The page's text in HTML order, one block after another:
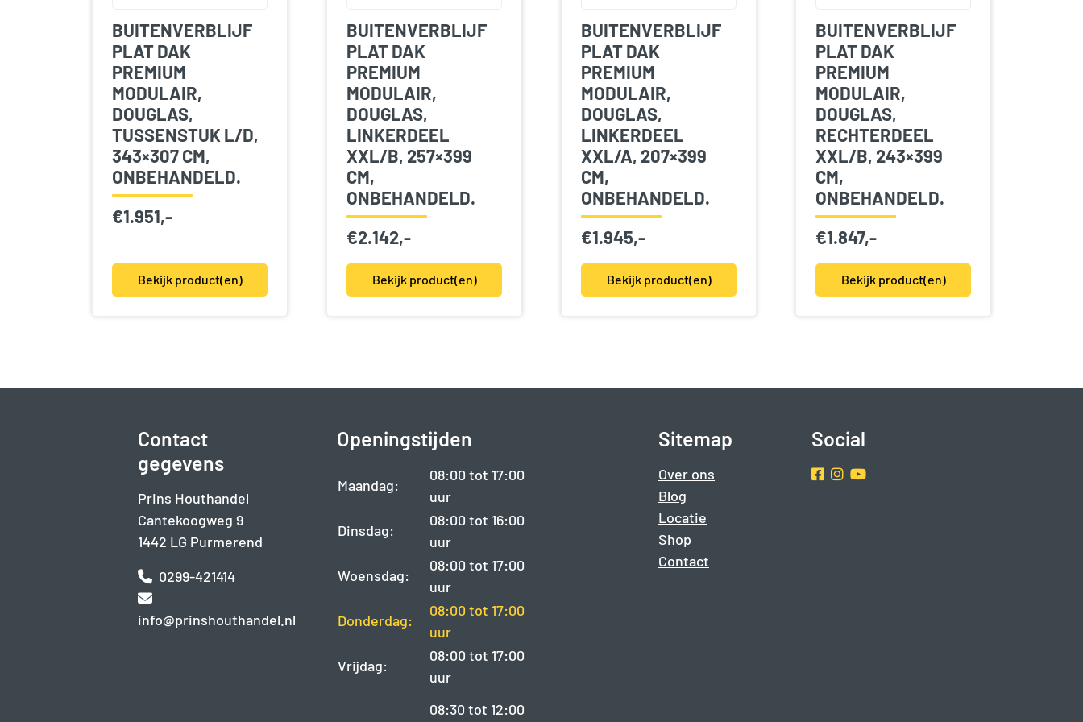
BUITENVERBLIJF
PLAT DAK
PREMIUM
MODULAIR,
DOUGLAS,
TUSSENSTUK L/D,
343×307 CM,
ONBEHANDELD.
€1.951,-
Bekijk product(en)
BUITENVERBLIJF
PLAT DAK
PREMIUM
MODULAIR,
DOUGLAS,
LINKERDEEL
XXL/B, 257×399
CM,
ONBEHANDELD.
€2.142,-
Bekijk product(en)
BUITENVERBLIJF
PLAT DAK
PREMIUM
MODULAIR,
DOUGLAS,
LINKERDEEL
XXL/A, 207×399
CM,
ONBEHANDELD.
€1.945,-
Bekijk product(en)
BUITENVERBLIJF
PLAT DAK
PREMIUM
MODULAIR,
DOUGLAS,
RECHTERDEEL
XXL/B, 243×399
CM,
ONBEHANDELD.
€1.847,-
Bekijk product(en)
Contact
gegevens
Prins Houthandel
Cantekoogweg 9
1442 LG Purmerend
0299-421414
info@prinshouthandel.nl
Openingstijden
Maandag:
08:00 tot 17:00
uur
Dinsdag:
08:00 tot 16:00
uur
Woensdag:
08:00 tot 17:00
uur
Donderdag:
08:00 tot 17:00
uur
Vrijdag:
08:00 tot 17:00
uur
08:30 tot 12:00
Sitemap
Over ons
Blog
Locatie
Shop
Contact
Social
Facebook
Instragram
Youtube